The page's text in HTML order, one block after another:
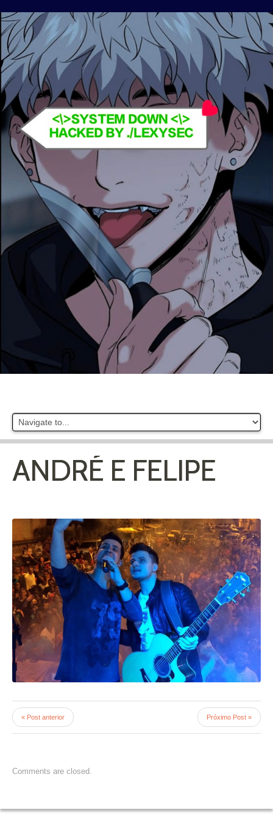
ANDRÉ E FELIPE
« Post anterior Próximo Post »
Comments are closed.